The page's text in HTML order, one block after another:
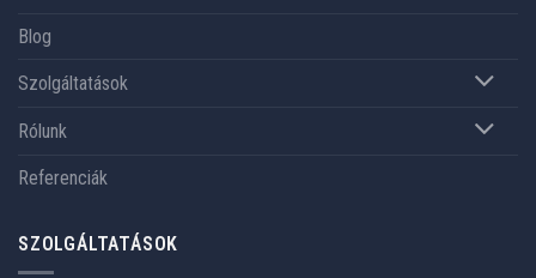
Blog
Szolgáltatások
Rólunk
Referenciák
SZOLGÁLTATÁSOK